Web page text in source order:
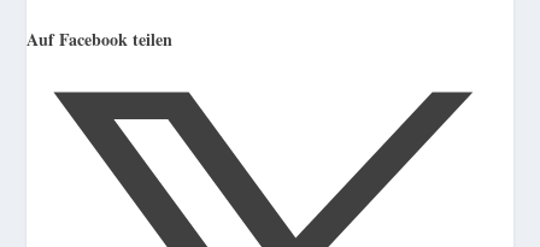
Auf Facebook teilen